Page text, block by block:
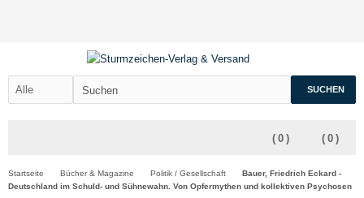
SUCHEN
( 0 )
( 0 )
Startseite Bücher & Magazine Politik / Gesellschaft
Bauer, Friedrich Eckard -
Deutschland im Schuld- und Sühnewahn. Von Opfermythen und kollektiven Psychosen